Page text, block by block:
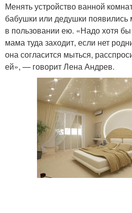
Менять устройство ванной
бабушки или дедушки появились
в пользовании ею. «Надо хотя бы
мама туда заходит, если нет
она согласится мыться,
ей», — говорит Лена Андрев.